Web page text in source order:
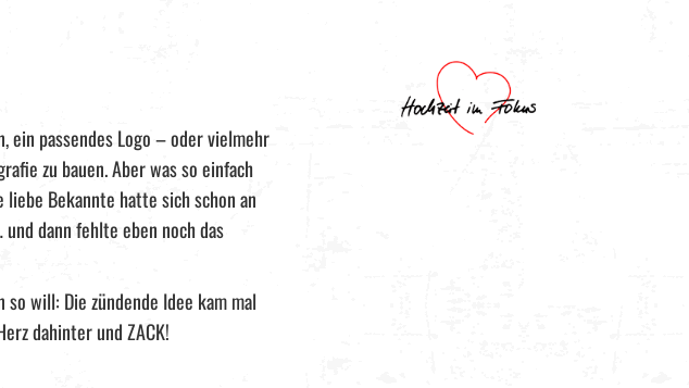
ein passendes Logo – oder vielmehr
zu bauen. Aber was so einfach
Bekannte hatte sich schon an
dann fehlte eben noch das
will: Die zündende Idee kam mal
dahinter und ZACK!